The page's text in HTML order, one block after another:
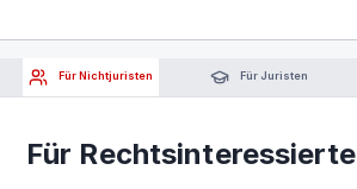
Für Nichtjuristen Für Juristen
Für Rechtsinteressierte